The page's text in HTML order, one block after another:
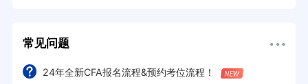
常见问题
24年全新CFA报名流程&预约考位流程！